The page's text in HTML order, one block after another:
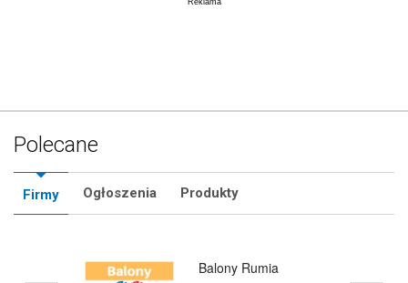
Polecane
Firmy Ogłoszenia Produkty
Balony Gdynia Chylonia